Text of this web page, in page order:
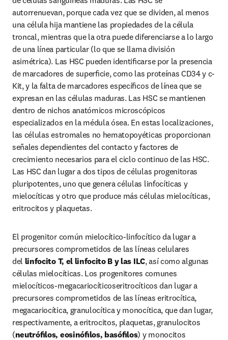
autorrenuevan, porque cada vez que se dividen, al menos
una célula hija mantiene las propiedades de la célula
troncal, mientras que la otra puede diferenciarse a lo largo
de una línea particular (lo que se llama división
asimétrica). Las HSC pueden identiﬁcarse por la presencia
de marcadores de superﬁcie, como las proteínas CD34 y c-
Kit, y la falta de marcadores especíﬁcos de línea que se
expresan en las células maduras. Las HSC se mantienen
dentro de nichos anatómicos microscópicos
especializados en la médula ósea. En estas localizaciones,
las células estromales no hematopoyéticas proporcionan
señales dependientes del contacto y factores de
crecimiento necesarios para el ciclo continuo de las HSC.
Las HSC dan lugar a dos tipos de células progenitoras
pluripotentes, uno que genera células linfocíticas y
mielocíticas y otro que produce más células mielocíticas,
eritrocitos y plaquetas.
El progenitor común mielocítico-linfocítico da lugar a
precursores comprometidos de las líneas celulares
del linfocito T, el linfocito B y las ILC, así como algunas
células mielocíticas. Los progenitores comunes
mielocíticos-megacariocíticoseritrocíticos dan lugar a
precursores comprometidos de las líneas eritrocítica,
megacariocítica, granulocítica y monocítica, que dan lugar,
respectivamente, a eritrocitos, plaquetas, granulocitos
(neutróﬁlos, eosinóﬁlos, basóﬁlos) y monocitos